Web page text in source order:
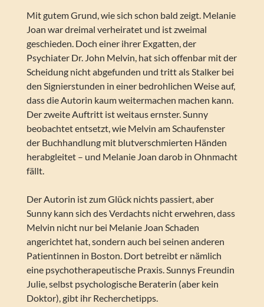
Mit gutem Grund, wie sich schon bald zeigt. Melanie
Joan war dreimal verheiratet und ist zweimal
geschieden. Doch einer ihrer Exgatten, der
Psychiater Dr. John Melvin, hat sich offenbar mit der
Scheidung nicht abgefunden und tritt als Stalker bei
den Signierstunden in einer bedrohlichen Weise auf,
dass die Autorin kaum weitermachen machen kann.
Der zweite Auftritt ist weitaus ernster. Sunny
beobachtet entsetzt, wie Melvin am Schaufenster
der Buchhandlung mit blutverschmierten Händen
herabgleitet – und Melanie Joan darob in Ohnmacht
fällt.
Der Autorin ist zum Glück nichts passiert, aber
Sunny kann sich des Verdachts nicht erwehren, dass
Melvin nicht nur bei Melanie Joan Schaden
angerichtet hat, sondern auch bei seinen anderen
Patientinnen in Boston. Dort betreibt er nämlich
eine psychotherapeutische Praxis. Sunnys Freundin
Julie, selbst psychologische Beraterin (aber kein
Doktor), gibt ihr Recherchetipps.